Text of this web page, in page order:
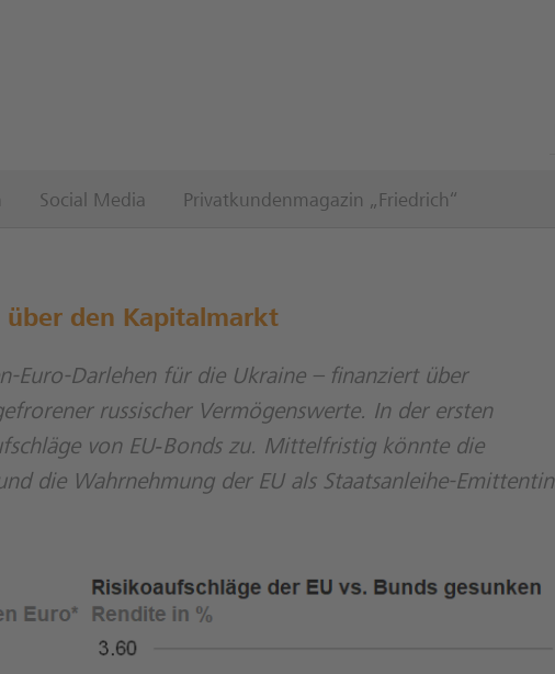
Social Media Privatkundenmagazin „Friedrich“
über den Kapitalmarkt
Euro-Darlehen für die Ukraine – finanziert über
russischer Vermögenswerte. In der ersten
von EU‑Bonds zu. Mittelfristig könnte die
die Wahrnehmung der EU als Staatsanleihe-Emittentin